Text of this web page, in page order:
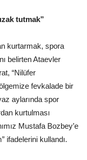
tutmak”
kurtarmak, spora
belirten Ataevler
“Nilüfer
fevkalade bir
aylarında spor
kurtulması
Mustafa Bozbey’e
ifadelerini kullandı.